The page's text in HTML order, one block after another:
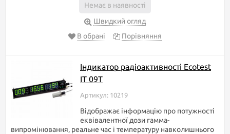
Немає в наявності
Швидкий огляд
В обрані
Порівняння
Індикатор радіоактивності Ecotest
IT 09T
Артикул: 10219
Відображає інформацію про потужності
еквівалентної дози гамма-
випромінювання, реальне час і температуру навколишнього